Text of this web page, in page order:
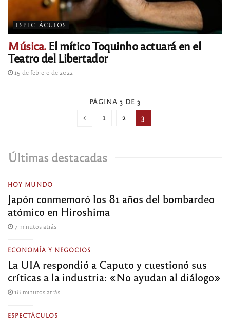
ESPECTÁCULOS
Música.El mítico Toquinho actuará en el
Teatro del Libertador
15 de febrero de 2022
PÁGINA 3 DE 3
1 2 3
Últimas destacadas
HOY MUNDO
Japón conmemoró los 81 años del bombardeo
atómico en Hiroshima
7 minutos atrás
ECONOMÍA Y NEGOCIOS
La UIA respondió a Caputo y cuestionó sus
críticas a la industria: «No ayudan al diálogo»
18 minutos atrás
ESPECTÁCULOS